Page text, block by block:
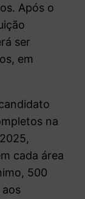
Após o
ser
em
na
cada área
500